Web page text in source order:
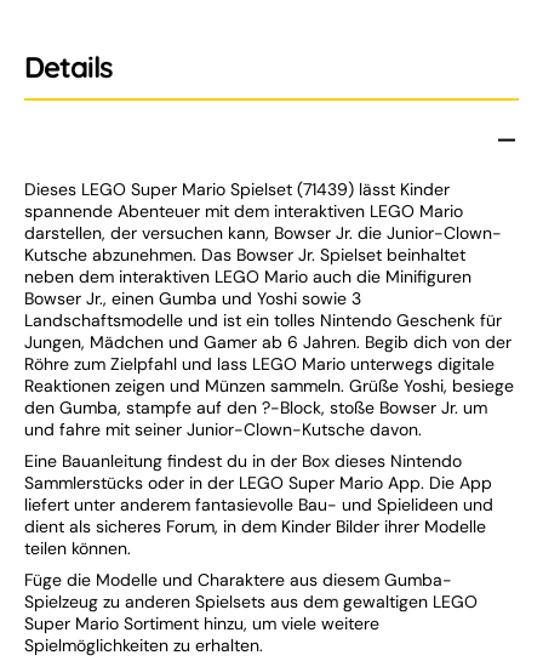
Details
Dieses LEGO Super Mario Spielset (71439) lässt Kinder
spannende Abenteuer mit dem interaktiven LEGO Mario
darstellen, der versuchen kann, Bowser Jr. die Junior-Clown-
Kutsche abzunehmen. Das Bowser Jr. Spielset beinhaltet
neben dem interaktiven LEGO Mario auch die Minifiguren
Bowser Jr., einen Gumba und Yoshi sowie 3
Landschaftsmodelle und ist ein tolles Nintendo Geschenk für
Jungen, Mädchen und Gamer ab 6 Jahren. Begib dich von der
Röhre zum Zielpfahl und lass LEGO Mario unterwegs digitale
Reaktionen zeigen und Münzen sammeln. Grüße Yoshi, besiege
den Gumba, stampfe auf den ?-Block, stoße Bowser Jr. um
und fahre mit seiner Junior-Clown-Kutsche davon.
Eine Bauanleitung findest du in der Box dieses Nintendo
Sammlerstücks oder in der LEGO Super Mario App. Die App
liefert unter anderem fantasievolle Bau- und Spielideen und
dient als sicheres Forum, in dem Kinder Bilder ihrer Modelle
teilen können.
Füge die Modelle und Charaktere aus diesem Gumba-
Spielzeug zu anderen Spielsets aus dem gewaltigen LEGO
Super Mario Sortiment hinzu, um viele weitere
Spielmöglichkeiten zu erhalten.